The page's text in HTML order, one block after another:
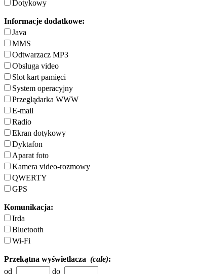
Dotykowy
Informacje dodatkowe:
Java
MMS
Odtwarzacz MP3
Obsługa video
Slot kart pamięci
System operacyjny
Przeglądarka WWW
E-mail
Radio
Ekran dotykowy
Dyktafon
Aparat foto
Kamera video-rozmowy
QWERTY
GPS
Komunikacja:
Irda
Bluetooth
Wi-Fi
Przekątna wyświetlacza (cale):
od
do